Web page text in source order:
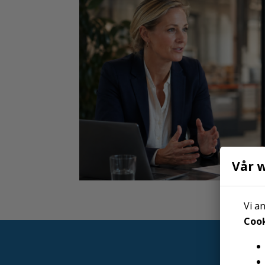
Vår
Vi